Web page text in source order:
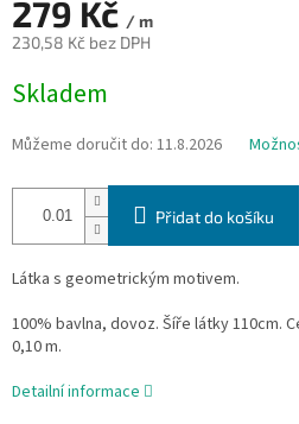
279 Kč / m
230,58 Kč bez DPH
cena:
Skladem
Můžeme doručit do: 11.8.2026
Přidat do košíku
Látka s geometrickým motivem.
100% bavlna, dovoz. Šíře látky 110cm.
0,10 m.
Detailní informace